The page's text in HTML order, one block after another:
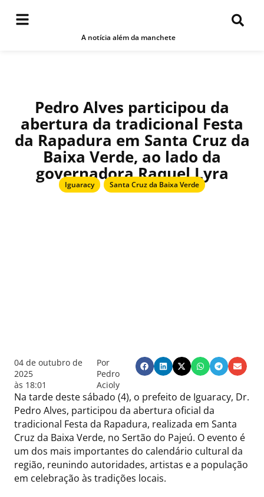
A notícia além da manchete
Pedro Alves participou da
abertura da tradicional Festa
da Rapadura em Santa Cruz da
Baixa Verde, ao lado da
governadora Raquel Lyra
Iguaracy Santa Cruz da Baixa Verde
04 de outubro de
2025
às 18:01
Por
Pedro
Acioly
Na tarde deste sábado (4), o prefeito de Iguaracy, Dr.
Pedro Alves, participou da abertura oficial da
tradicional Festa da Rapadura, realizada em Santa
Cruz da Baixa Verde, no Sertão do Pajeú. O evento é
um dos mais importantes do calendário cultural da
região, reunindo autoridades, artistas e a população
em celebração às tradições locais.